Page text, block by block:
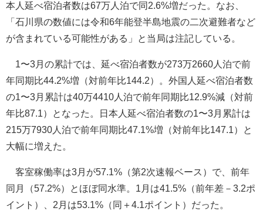
本人延べ宿泊者数は67万人泊で同2.6%増だった。なお、
「石川県の数値には令和6年能登半島地震の二次避難者など
が含まれている可能性がある」と当局は注記している。
1〜3月の累計では、延べ宿泊者数が273万2660人泊で前
年同期比44.2%増（対前年比144.2）。外国人延べ宿泊者数
の1〜3月累計は40万4410人泊で前年同期比12.9%減（対前
年比87.1）となった。日本人延べ宿泊者数の1〜3月累計は
215万7930人泊で前年同期比47.1%増（対前年比147.1）と
大幅に増えた。
客室稼働率は3月が57.1%（第2次速報ベース）で、前年
同月（57.2%）とほぼ同水準。1月は41.5%（前年差－3.2ポ
イント）、2月は53.1%（同＋4.1ポイント）だった。